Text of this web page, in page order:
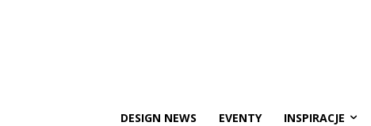
DESIGN NEWS EVENTY INSPIRACJE